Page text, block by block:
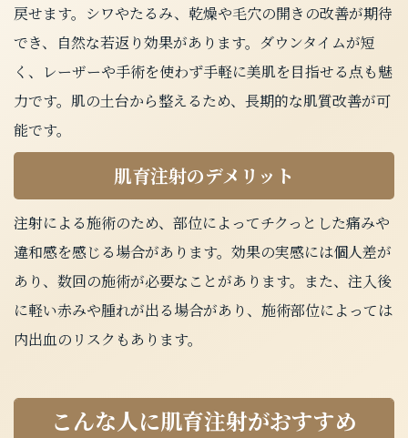
戻せます。シワやたるみ、乾燥や毛穴の開きの改善が期待
でき、自然な若返り効果があります。ダウンタイムが短
く、レーザーや手術を使わず手軽に美肌を目指せる点も魅
力です。肌の土台から整えるため、長期的な肌質改善が可
能です。
肌育注射のデメリット
注射による施術のため、部位によってチクっとした痛みや
違和感を感じる場合があります。効果の実感には個人差が
あり、数回の施術が必要なことがあります。また、注入後
に軽い赤みや腫れが出る場合があり、施術部位によっては
内出血のリスクもあります。
こんな人に肌育注射がおすすめ